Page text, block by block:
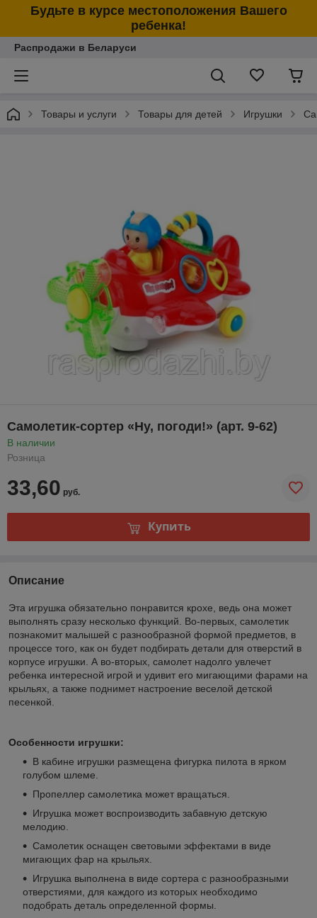
Будьте в курсе местоположения Вашего
ребенка!
Распродажи в Беларуси
Товары и услуги Товары для детей Игрушки
Самолетик-сортер «Ну, погоди!» (арт. 9-62)
В наличии
Розница
33,60 руб.
Купить
Описание
Эта игрушка обязательно понравится крохе, ведь она может
выполнять сразу несколько функций. Во-первых, самолетик
познакомит малышей с разнообразной формой предметов, в
процессе того, как он будет подбирать детали для отверстий в
корпусе игрушки. А во-вторых, самолет надолго увлечет
ребенка интересной игрой и удивит его мигающими фарами на
крыльях, а также поднимет настроение веселой детской
песенкой.
Особенности игрушки:
В кабине игрушки размещена фигурка пилота в ярком
голубом шлеме.
Пропеллер самолетика может вращаться.
Игрушка может воспроизводить забавную детскую
мелодию.
Самолетик оснащен световыми эффектами в виде
мигающих фар на крыльях.
Игрушка выполнена в виде сортера с разнообразными
отверстиями, для каждого из которых необходимо
подобрать деталь определенной формы.